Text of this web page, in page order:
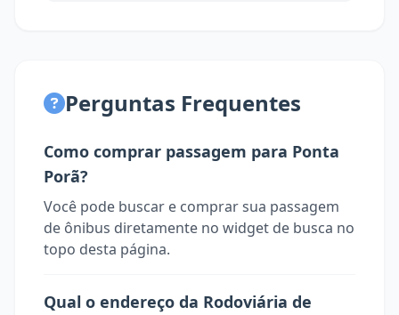
Perguntas Frequentes
Como comprar passagem para Ponta
Porã?
Você pode buscar e comprar sua passagem
de ônibus diretamente no widget de busca no
topo desta página.
Qual o endereço da Rodoviária de